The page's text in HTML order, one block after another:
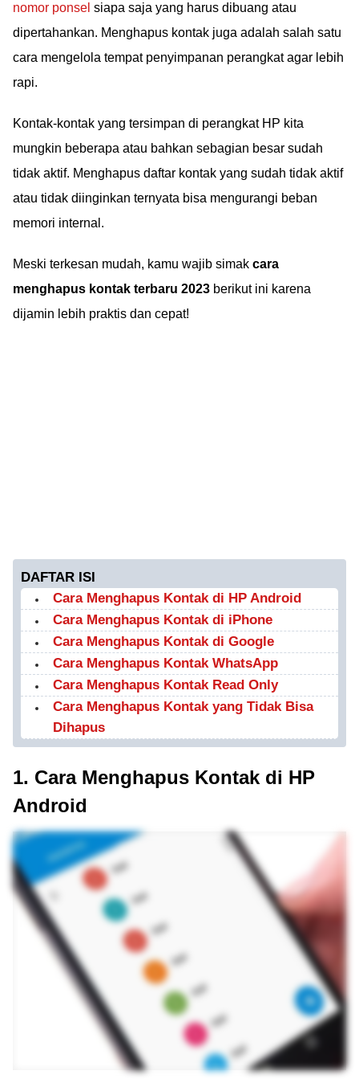
nomor ponsel siapa saja yang harus dibuang atau
dipertahankan. Menghapus kontak juga adalah salah satu
cara mengelola tempat penyimpanan perangkat agar lebih
rapi.
Kontak-kontak yang tersimpan di perangkat HP kita
mungkin beberapa atau bahkan sebagian besar sudah
tidak aktif. Menghapus daftar kontak yang sudah tidak aktif
atau tidak diinginkan ternyata bisa mengurangi beban
memori internal.
Meski terkesan mudah, kamu wajib simak cara
menghapus kontak terbaru 2023 berikut ini karena
dijamin lebih praktis dan cepat!
DAFTAR ISI
Cara Menghapus Kontak di HP Android
Cara Menghapus Kontak di iPhone
Cara Menghapus Kontak di Google
Cara Menghapus Kontak WhatsApp
Cara Menghapus Kontak Read Only
Cara Menghapus Kontak yang Tidak Bisa
Dihapus
1. Cara Menghapus Kontak di HP
Android